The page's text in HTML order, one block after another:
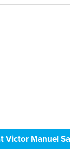
Victor Manuel